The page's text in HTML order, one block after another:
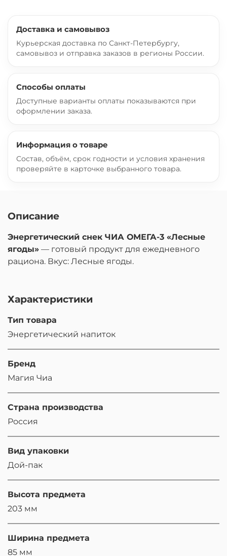
Доставка и самовывоз
Курьерская доставка по Санкт-Петербургу,
самовывоз и отправка заказов в регионы России.
Способы оплаты
Доступные варианты оплаты показываются при
оформлении заказа.
Информация о товаре
Состав, объём, срок годности и условия хранения
проверяйте в карточке выбранного товара.
Описание
Энергетический снек ЧИА ОМЕГА-3 «Лесные
ягоды» — готовый продукт для ежедневного
рациона. Вкус: Лесные ягоды.
Характеристики
Тип товара
Энергетический напиток
Бренд
Магия Чиа
Страна производства
Россия
Вид упаковки
Дой-пак
Высота предмета
203 мм
Ширина предмета
85 мм